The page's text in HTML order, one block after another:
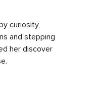
curiosity,
and stepping
her discover